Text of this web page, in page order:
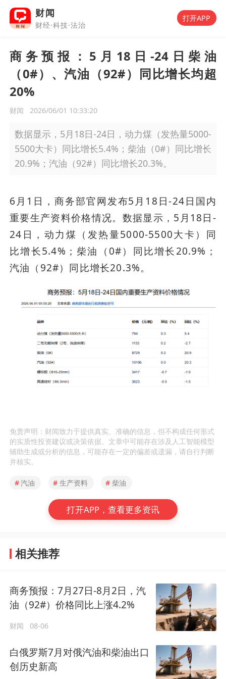
财闻
财经·科技·法治
打开APP
商务预报：5月18日-24日柴油
（0#）、汽油（92#）同比增长均超
20%
财闻 2026/06/01 10:33:20
数据显示，5月18日-24日，动力煤（发热量5000-
5500大卡）同比增长5.4%；柴油（0#）同比增长
20.9%；汽油（92#）同比增长20.3%。
6月1日，商务部官网发布5月18日-24日国内
重要生产资料价格情况。数据显示，5月18日-
24日，动力煤（发热量5000-5500大卡）同
比增长5.4%；柴油（0#）同比增长20.9%；
汽油（92#）同比增长20.3%。
免责声明：财闻致力于提供真实、准确的信息，但不构成任何形式
的实质性投资建议或决策依据。文章中可能存在涉及人工智能模型
辅助生成或分析的信息，可能存在一定的偏差或遗漏，请自行判断
并核实。
#汽油 # 生产资料 # 柴油
打开APP，查看更多资讯
相关推荐
商务预报：7月27日-8月2日，汽
油（92#）价格同比上涨4.2%
财闻 08-06
白俄罗斯7月对俄汽油和柴油出口
创历史新高